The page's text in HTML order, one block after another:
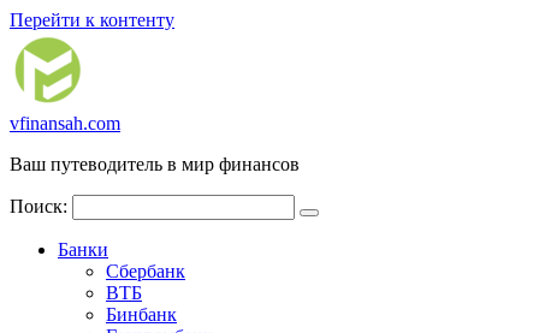
Перейти к контенту
vfinansah.com
Ваш путеводитель в мир финансов
Поиск:
Банки
Сбербанк
ВТБ
Бинбанк